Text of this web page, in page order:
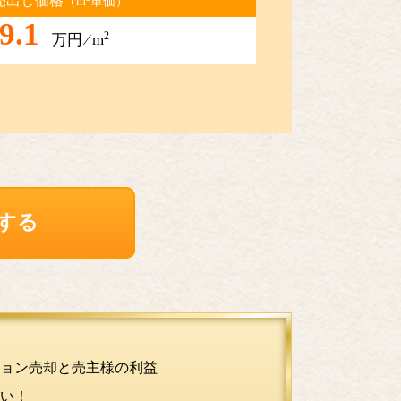
万円 ⁄ m2
る
ン売却と売主様の利益
！